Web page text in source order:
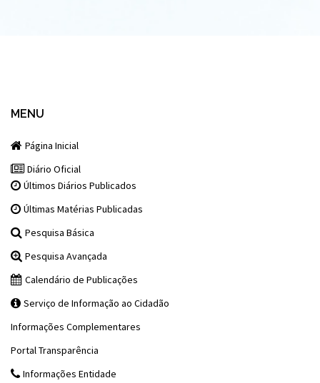
MENU
Página Inicial
Diário Oficial
Últimos Diários Publicados
Últimas Matérias Publicadas
Pesquisa Básica
Pesquisa Avançada
Calendário de Publicações
Serviço de Informação ao Cidadão
Informações Complementares
Portal Transparência
Informações Entidade